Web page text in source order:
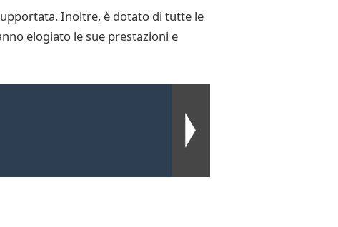
Inoltre, è dotato di tutte le
elogiato le sue prestazioni e